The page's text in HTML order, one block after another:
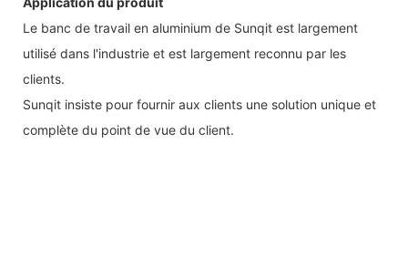
Le banc de travail en aluminium de Sunqit est largement
utilisé dans l'industrie et est largement reconnu par les
clients.
Sunqit insiste pour fournir aux clients une solution unique et
complète du point de vue du client.